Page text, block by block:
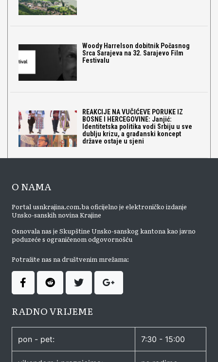
Woody Harrelson dobitnik Počasnog
Srca Sarajeva na 32. Sarajevo Film
Festivalu
REAKCIJE NA VUČIĆEVE PORUKE IZ
BOSNE I HERCEGOVINE: Janjić:
Identitetska politika vodi Srbiju u sve
dublju krizu, a građanski koncept
države ostaje u sjeni
O NAMA
Portal usnkrajina.com.ba oficijelno je elektroničko izdanje
Unsko-sanskih novina Krajine
Osnovala nas je Skupštine Unsko-sanskog kantona kao javno
poduzeće s ograničenom odgovornošću
Potražite nas na društvenim mrežama:
RADNO VRIJEME
pon - pet: 7:30 - 15:00